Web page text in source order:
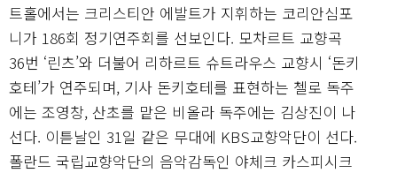
트홀에서는 크리스티안 에발트가 지휘하는 코리안심포
니가 186회 정기연주회를 선보인다. 모차르트 교향곡
36번 ‘린츠’와 더불어 리하르트 슈트라우스 교향시 ‘돈키
호테’가 연주되며, 기사 돈키호테를 표현하는 첼로 독주
에는 조영창, 산초를 맡은 비올라 독주에는 김상진이 나
선다. 이튿날인 31일 같은 무대에 KBS교향악단이 선다.
폴란드 국립교향악단의 음악감독인 야체크 카스피시크